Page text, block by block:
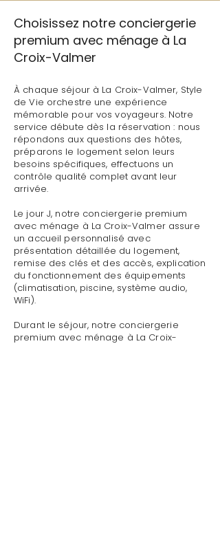
Choisissez notre conciergerie
premium avec ménage à La
Croix-Valmer
À chaque séjour à La Croix-Valmer, Style
de Vie orchestre une expérience
mémorable pour vos voyageurs. Notre
service débute dès la réservation : nous
répondons aux questions des hôtes,
préparons le logement selon leurs
besoins spécifiques, effectuons un
contrôle qualité complet avant leur
arrivée.
Le jour J, notre conciergerie premium
avec ménage à La Croix-Valmer assure
un accueil personnalisé avec
présentation détaillée du logement,
remise des clés et des accès, explication
du fonctionnement des équipements
(climatisation, piscine, système audio,
WiFi).
Durant le séjour, notre conciergerie
premium avec ménage à La Croix-